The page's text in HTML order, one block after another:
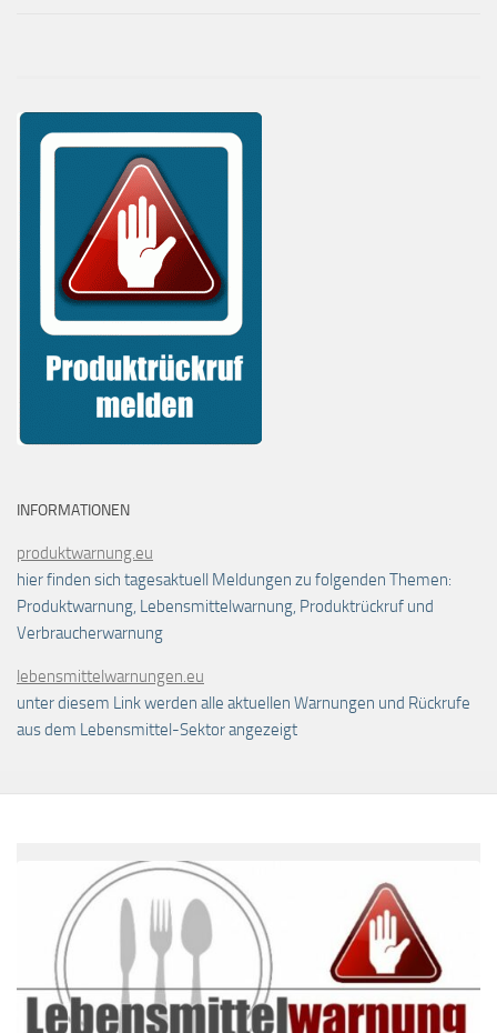
INFORMATIONEN
produktwarnung.eu
hier finden sich tagesaktuell Meldungen zu folgenden Themen:
Produktwarnung, Lebensmittelwarnung, Produktrückruf und
Verbraucherwarnung
lebensmittelwarnungen.eu
unter diesem Link werden alle aktuellen Warnungen und Rückrufe
aus dem Lebensmittel-Sektor angezeigt